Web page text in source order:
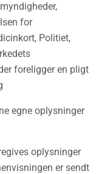
for
Politiet,
foreligger en pligt
egne oplysninger
oplysninger
er sendt